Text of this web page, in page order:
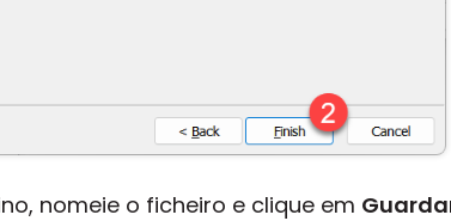
nomeie o ficheiro e clique em